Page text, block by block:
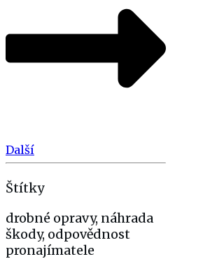
Další
Štítky
drobné opravy, náhrada
škody, odpovědnost
pronajímatele